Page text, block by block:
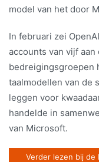
model van het door
In februari zei
accounts van vijf
bedreigingsgroepen
taalmodellen van de
leggen voor
handelde in
van Microsoft.
Verder lezen bij de